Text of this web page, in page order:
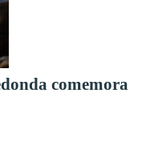
comemora